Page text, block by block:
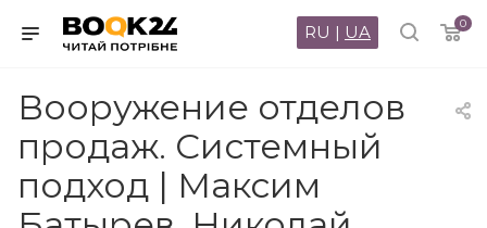
0
RU | UA
Вооружение отделов
продаж. Системный
подход | Максим